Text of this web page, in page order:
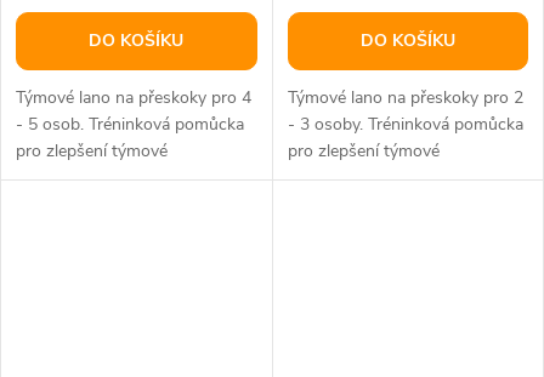
DO KOŠÍKU
Týmové lano na přeskoky pro 4
- 5 osob. Tréninková pomůcka
pro zlepšení týmové
spolupráce, koordinace a
DO KOŠÍKU
Týmové lano na přeskoky pro 2
- 3 osoby. Tréninková pomůcka
pro zlepšení týmové
spolupráce, koordinace a